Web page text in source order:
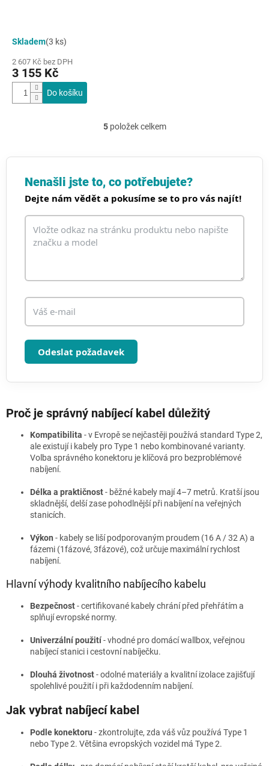
Skladem(3 ks)
2 607 Kč bez DPH
3 155 Kč
Do košíku
O
l
d
a
c
r
v
s
u
5položek celkem
Nenašli jste to, co potřebujete?
Dejte nám vědět a pokusíme se to pro vás najít!
Odeslat požadavek
Proč je správný nabíjecí kabel důležitý
Kompatibilita - v Evropě se nejčastěji používá standard Type 2,
ale existují i kabely pro Type 1 nebo kombinované varianty.
Volba správného konektoru je klíčová pro bezproblémové
nabíjení.
Délka a praktičnost- běžné kabely mají 4–7 metrů. Kratší jsou
skladnější, delší zase pohodlnější při nabíjení na veřejných
stanicích.
Výkon - kabely se liší podporovaným proudem (16 A / 32 A) a
fázemi (1fázové, 3fázové), což určuje maximální rychlost
nabíjení.
Hlavní výhody kvalitního nabíjecího kabelu
Bezpečnost- certifikované kabely chrání před přehřátím a
splňují evropské normy.
Univerzální použití- vhodné pro domácí wallbox, veřejnou
nabíjecí stanici i cestovní nabíječku.
Dlouhá životnost- odolné materiály a kvalitní izolace zajišťují
spolehlivé použití i při každodenním nabíjení.
Jak vybrat nabíjecí kabel
Podle konektoru - zkontrolujte, zda váš vůz používá Type 1
nebo Type 2. Většina evropských vozidel má Type 2.